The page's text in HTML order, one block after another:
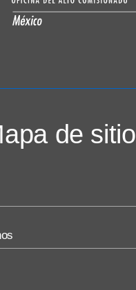
de sitio